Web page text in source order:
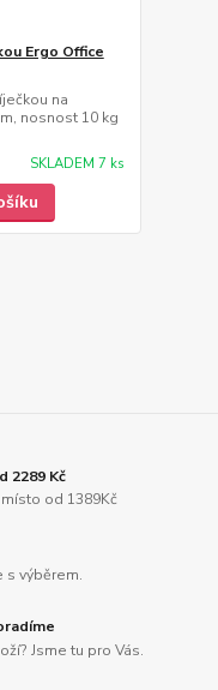
Ergo Office
na
nosnost 10 kg
SKLADEM 7 ks
2289 Kč
od 1389Kč
s výběrem.
Jsme tu pro Vás.